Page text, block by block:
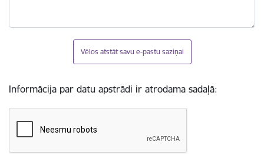
Vēlos atstāt savu e-pastu saziņai
Informācija par datu apstrādi ir atrodama sadaļā: